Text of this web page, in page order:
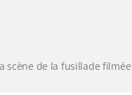
scène de la fusillade filmée